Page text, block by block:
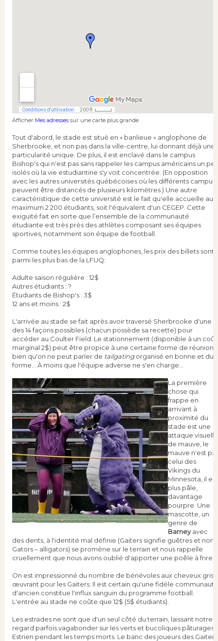
Afficher Mes adresses sur une carte plus grande
Tout d'abord, le stade est situé en « banlieue » anglophone de
Sherbrooke, et non pas dans la ville-centre, lui donnant déjà une
particularité unique. De plus, il est enclavé dans le campus
Bishop's qui n'est pas sans rappeler les campus américains un
isolés où la vie estudiantine s'y voit concentrée. (En opposition
avec les autres universités québécoises où les différents campus
peuvent être distancés de plusieurs kilomètres.) Une autre
caractéristique de cette université est le fait qu'elle accueille au
maximum 2 200 étudiants, soit l'équivalent d'un CEGEP. Cette
exiguïté fait en sorte que l’ensemble de la communauté
étudiante est très près des athlètes composant ses équipes
sportives, notamment son équipe de football.
Comme toutes les équipes anglophones, les prix des billets sont
parmi les plus bas de la LFUQ:
Adulte saison régulière : 12$
Autres étudiants : ?
Étudiants de Bishop's : 3$
12 ans et moins : 2$
L'arrivée au stade se fait après avoir traversé Sherbrooke d'une
des 14 façons possibles (chacun possède sa recette) pour
accéder au Coulter Field. Le stationnement (disponible à un coût
marginal 2$) peut être propice à une certaine forme de réunion,
bien qu'on ne peut parler de tailgatingorganisé en bonne et due
forme... À moins que l'équipe adverse ne s'en charge...
La première
chose qui
frappe en
arrivant à
proximité du
stade est une
attaque visuelle
de mauve, le
mauve n'est
celui des
Vikings du
Minnesota, il est
plus pâle,
davantage
pourpre. Une
mascotte, un
genre de
Barneyavec
des dents, à l'identité mal définie (Gaiters signifie guêtres et non
Gators – alligators) se promène sur le terrain et nous rappelle
cruellement que nous avons oublié d'apporter une poêle à frire.
On est impressionné du nombre de bénévoles aux cheveux gris
œuvrant pour les Gaiters. Il est certain qu'une fidèle communauté
d'ancien constitue l'influx sanguin du programme football.
L'entrée au stade ne coûte que 12$ (5$ étudiants).
Les estrades ne sont que d'un seul côté du terrain, laissant notre
regard parfois vagabonder sur les verts et bucoliques pâturages
Estrien pendant les temps morts. Le banc des joueurs des Gaiters